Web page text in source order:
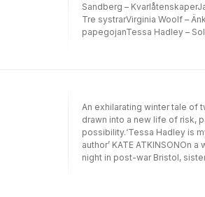
Sandberg –
Tre systrarVirginia Woolf –
papegojanTessa Hadley –
An exhilarating winter tale of
drawn into a new life of risk,
possibility.‘Tessa Hadley is
author’ KATE ATKINSONOn
night in post-war Bristol,